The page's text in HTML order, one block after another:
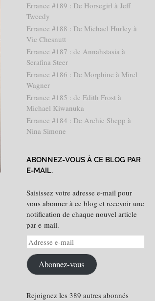
Errance #189 : De Horsegirl à Jeff
Tweedy
Errance #188 : De Michael Hurley à
Vic Chesnutt
Errance #187 : de Annahstasia à
Serafina Steer
Errance #186 : De Morphine à Mirel
Wagner
Errance #185 : de Edith Frost à
Michael Kiwanuka
Errance #184 : De Archie Shepp à
Nina Simone
ABONNEZ-VOUS À CE BLOG PAR
E-MAIL.
Saisissez votre adresse e-mail pour
vous abonner à ce blog et recevoir une
notification de chaque nouvel article
par e-mail.
Adresse
e-
mail Abonnez-vous
Rejoignez les 389 autres abonnés